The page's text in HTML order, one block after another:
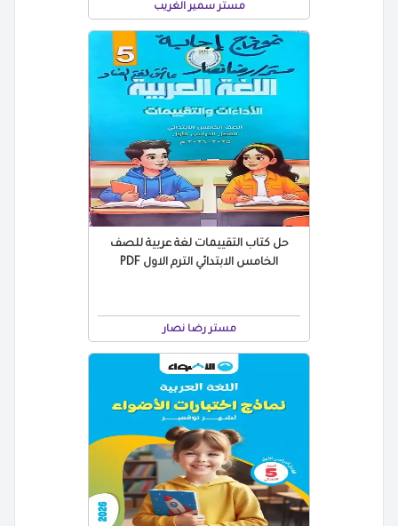
مستر سمير الغريب
حل كتاب التقييمات لغة عربية للصف
الخامس الابتدائي الترم الاول PDF
مستر رضا نصار